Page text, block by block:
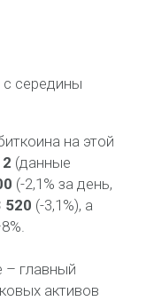
середины
на этой
(данные
(-2,1% за день,
520 (-3,1%), а
– главный
активов